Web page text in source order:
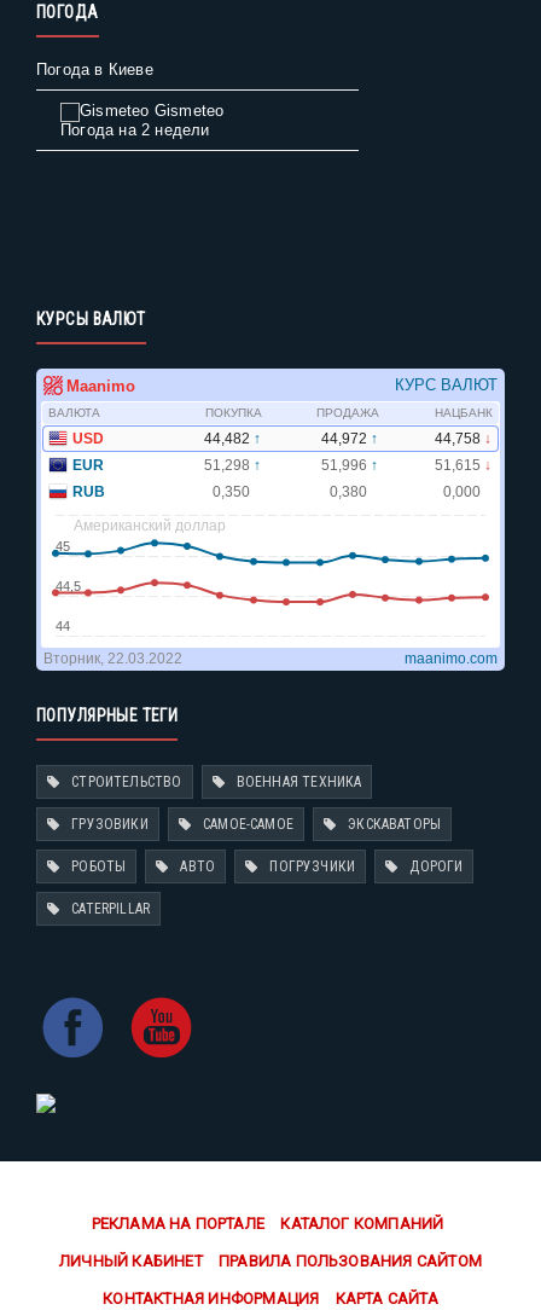
ПОГОДА
Погода в Киеве
Gismeteo
Погода на 2 недели
КУРСЫ ВАЛЮТ
ПОПУЛЯРНЫЕ ТЕГИ
СТРОИТЕЛЬСТВО ВОЕННАЯ ТЕХНИКА
ГРУЗОВИКИ САМОЕ-САМОЕ ЭКСКАВАТОРЫ
РОБОТЫ АВТО ПОГРУЗЧИКИ ДОРОГИ
CATERPILLAR
РЕКЛАМА НА ПОРТАЛЕ КАТАЛОГ КОМПАНИЙ
ЛИЧНЫЙ КАБИНЕТ ПРАВИЛА ПОЛЬЗОВАНИЯ САЙТОМ
КОНТАКТНАЯ ИНФОРМАЦИЯ КАРТА САЙТА